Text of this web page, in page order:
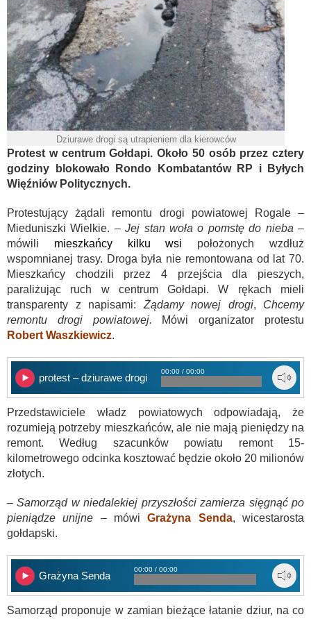
Dziurawe drogi są utrapieniem dla kierowców
Protest w centrum Gołdapi. Około 50 osób przez cztery
godziny blokowało Rondo Kombatantów RP i Byłych
Więźniów Politycznych.
Protestujący żądali remontu drogi powiatowej Rogale –
Mieduniszki Wielkie. – Jej stan woła o pomstę do nieba –
mówili mieszkańcy kilku wsi położonych wzdłuż
wspomnianej trasy. Droga była nie remontowana od lat 70.
Mieszkańcy chodzili przez 4 przejścia dla pieszych,
paraliżując ruch w centrum Gołdapi. W rękach mieli
transparenty z napisami: Żądamy nowej drogi, Chcemy
remontu drogi powiatowej. Mówi organizator protestu
Robert Waszkiewicz.
protest – dziurawe drogi
00:00 / 00:00
Przedstawiciele władz powiatowych odpowiadają, że
rozumieją potrzeby mieszkańców, ale nie mają pieniędzy na
remont. Według szacunków powiatu remont 15-
kilometrowego odcinka kosztować będzie około 20 milionów
złotych.
– Samorząd w niedalekiej przyszłości zamierza sięgnąć po
pieniądze unijne – mówiGrażyna Senda, wicestarosta
gołdapski.
Grażyna Senda
00:00 / 00:00
Samorząd proponuje w zamian bieżące łatanie dziur, na co